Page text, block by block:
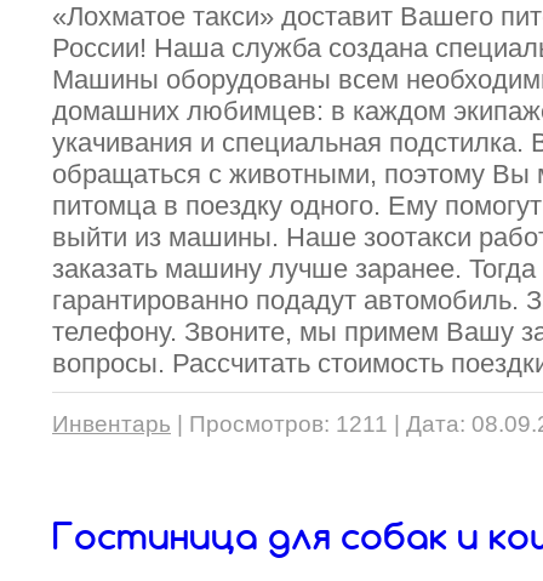
«Лохматое такси» доставит Вашего
России! Наша служба создана
Машины оборудованы всем
домашних любимцев: в каждом
укачивания и специальная подстилка.
обращаться с животными, поэтому Вы
питомца в поездку одного. Ему
выйти из машины. Наше зоотакси
заказать машину лучше заранее.
гарантированно подадут автомобиль.
телефону. Звоните, мы примем Вашу
вопросы. Рассчитать стоимость
Инвентарь Просмотров: 1211 Дата:
Гостиница для собак и